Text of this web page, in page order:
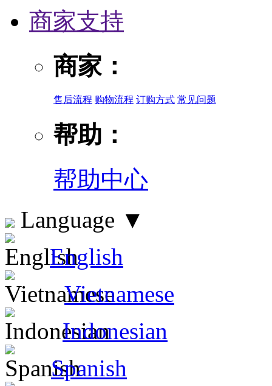
商家支持
商家：
售后流程 购物流程 订购方式 常见问题
帮助：
帮助中心
Language ▼
English
Vietnamese
Indonesian
Spanish